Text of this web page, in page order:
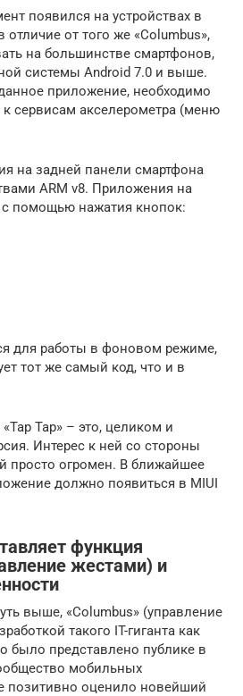
появился на устройствах в
отличие от того же «Columbus»,
на большинстве смартфонов,
системы Android 7.0 и выше.
приложение, необходимо
к сервисам акселерометра (меню
на задней панели смартфона
ARM v8. Приложения на
с помощью нажатия кнопок:
для работы в фоновом режиме,
тот же самый код, что и в
Tap» – это, целиком и
Интерес к ней со стороны
просто огромен. В ближайшее
должно появиться в MIUI
функция
жестами) и
выше, «Columbus» (управление
такого IT-гиганта как
было представлено публике в
мобильных
позитивно оценило новейший